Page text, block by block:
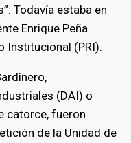
Todavía estaba en
Enrique Peña
Institucional (PRI).
(DAI) o
catorce, fueron
de la Unidad de